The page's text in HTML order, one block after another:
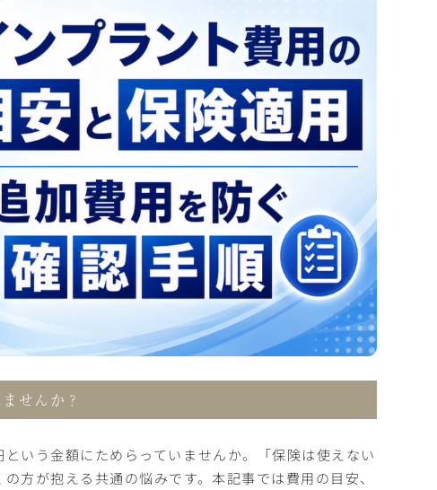
せんか？
いう金額にためらっていませんか。「保険は使えない
方が抱える共通の悩みです。本記事では費用の目安、